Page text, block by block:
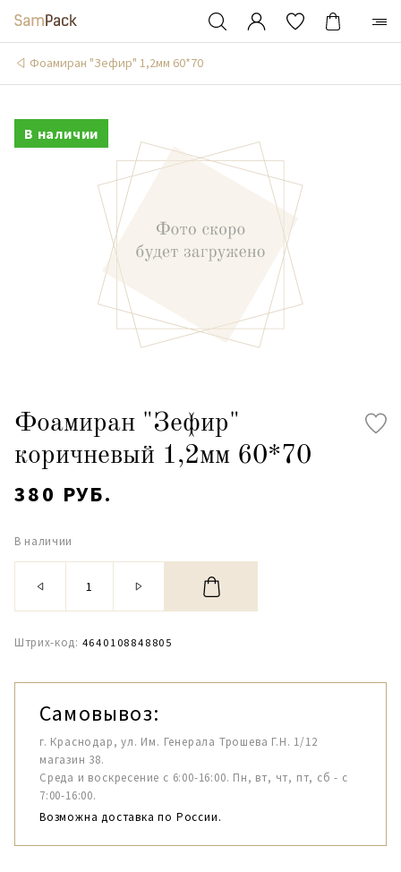
Фоамиран "Зефир" 1,2мм 60*70
В наличии
Фоамиран "Зефир"
коричневый 1,2мм 60*70
380 РУБ.
В наличии
Штрих-код: 4640108848805
Самовывоз:
г. Краснодар, ул. Им. Генерала Трошева Г.Н. 1/12
магазин 38.
Среда и воскресение с 6:00-16:00. Пн, вт, чт, пт, сб - с
7:00-16:00.
Возможна доставка по России.